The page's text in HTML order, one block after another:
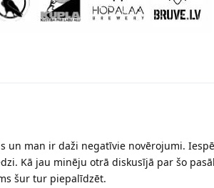
un man ir daži negatīvie novērojumi.
Kā jau minēju otrā diskusījā par šo
šur tur piepalīdzēt.